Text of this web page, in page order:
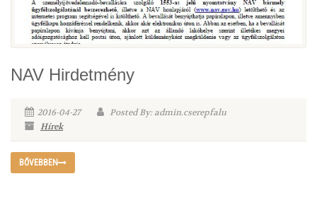
NAV Hirdetmény
2016-04-27
Posted By: admin.cserepfalu
Hírek
BŐVEBBEN